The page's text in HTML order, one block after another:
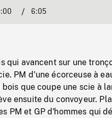
/ Duration
6:05
qui avancent sur une
PM d'une écorceuse à
que coupe une scie à
ensuite du convoyeur.
PM et GP d'hommes qui